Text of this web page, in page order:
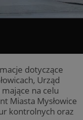
dotyczące
Urząd
na celu
Miasta Mysłowice
kontrolnych oraz